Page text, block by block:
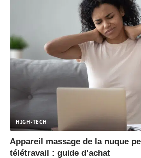
HIGH-TECH
Appareil massage de la nuque
télétravail : guide d’achat